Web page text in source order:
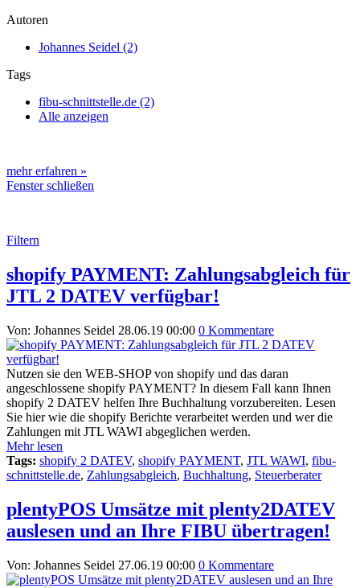
Autoren
Johannes Seidel (2)
Tags
fibu-schnittstelle.de (2)
Alle anzeigen
mehr erfahren »
Fenster schließen
Filtern
shopify PAYMENT: Zahlungsabgleich für
JTL 2 DATEV verfügbar!
Von: Johannes Seidel 28.06.19 00:00 0 Kommentare
Nutzen sie den WEB-SHOP von shopify und das daran
angeschlossene shopify PAYMENT? In diesem Fall kann Ihnen
shopify 2 DATEV helfen Ihre Buchhaltung vorzubereiten. Lesen
Sie hier wie die shopify Berichte verarbeitet werden und wer die
Zahlungen mit JTL WAWI abgeglichen werden.
Mehr lesen
Tags: shopify 2 DATEV, shopify PAYMENT, JTL WAWI, fibu-
schnittstelle.de, Zahlungsabgleich, Buchhaltung, Steuerberater
plentyPOS Umsätze mit plenty2DATEV
auslesen und an Ihre FIBU übertragen!
Von: Johannes Seidel 27.06.19 00:00 0 Kommentare